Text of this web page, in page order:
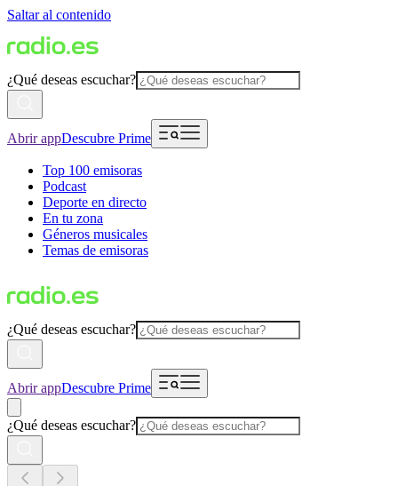
Saltar al contenido
¿Qué deseas escuchar?
Abrir appDescubre Prime
Top 100 emisoras
Podcast
Deporte en directo
En tu zona
Géneros musicales
Temas de emisoras
¿Qué deseas escuchar?
Abrir appDescubre Prime
¿Qué deseas escuchar?